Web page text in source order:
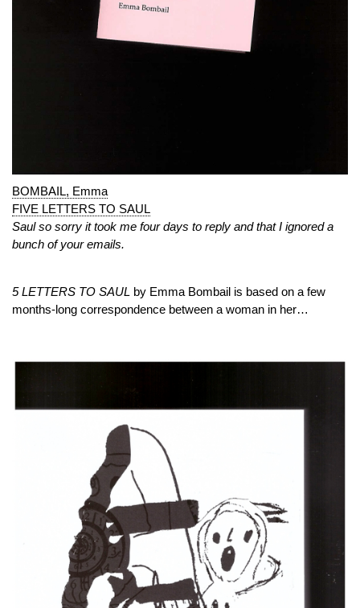
BOMBAIL, Emma
FIVE LETTERS TO SAUL
Saul so sorry it took me four days to reply and that I ignored a
bunch of your emails.
5 LETTERS TO SAUL by Emma Bombail is based on a few
months-long correspondence between a woman in her…